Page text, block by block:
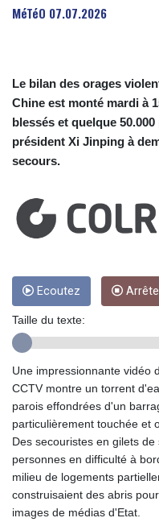
MéTéO 07.07.2026
Le bilan des orages
Chine est monté mardi à
blessés et quelque
président Xi Jinping à
secours.
Ecoutez
Taille du texte:
Une impressionnante vidéo
CCTV montre un torrent
parois effondrées d'un
particulièrement touchée et
Des secouristes en gilets
personnes en difficulté à
milieu de logements
construisaient des abris
images de médias d'Etat.